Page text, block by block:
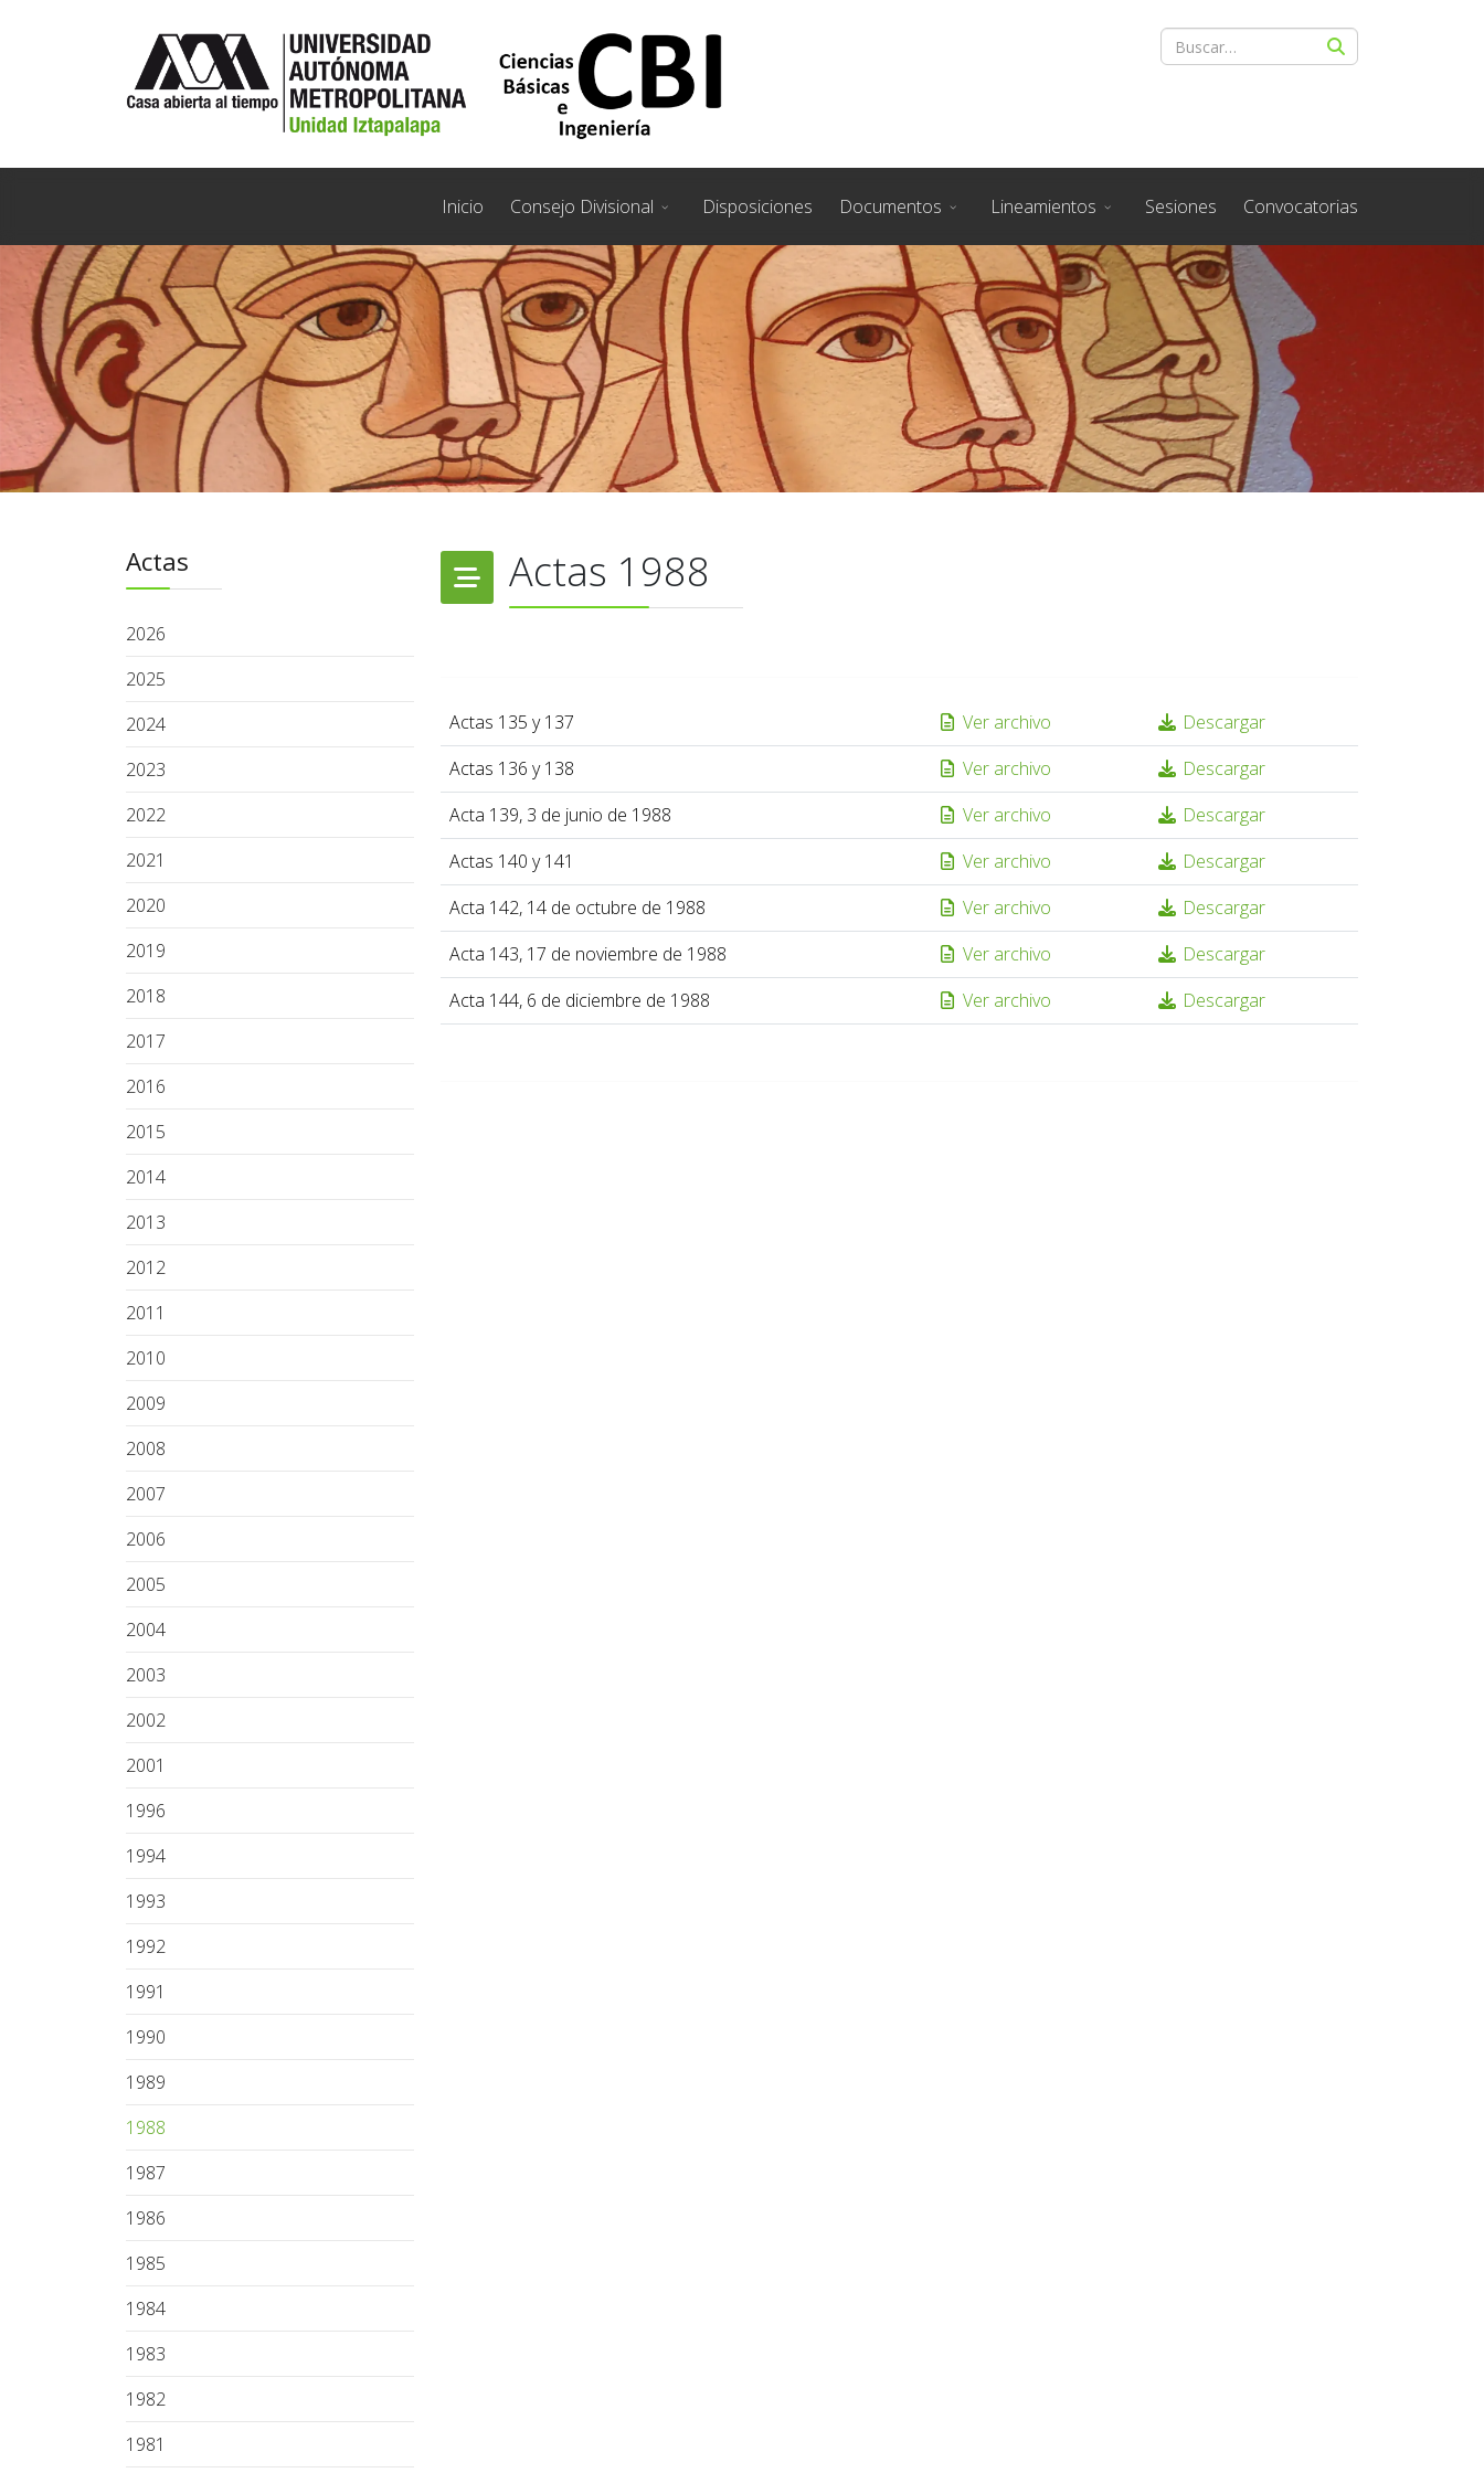
Inicio Consejo Divisional Disposiciones Documentos Lineamientos Sesiones Convocatorias
Actas
2026
2025
2024
2023
2022
2021
2020
2019
2018
2017
2016
2015
2014
2013
2012
2011
2010
2009
2008
2007
2006
2005
2004
2003
2002
2001
1996
1994
1993
1992
1991
1990
1989
1988
1987
1986
1985
1984
1983
1982
1981
Actas 1988
Actas 135 y 137 Ver archivo
Descargar
Actas 136 y 138
Ver archivo
Descargar
Acta 139, 3 de junio de 1988
Ver archivo
Descargar
Actas 140 y 141
Ver archivo
Descargar
Acta 142, 14 de octubre de 1988
Ver archivo
Descargar
Acta 143, 17 de noviembre de 1988
Ver archivo
Descargar
Acta 144, 6 de diciembre de 1988
Ver archivo Descargar